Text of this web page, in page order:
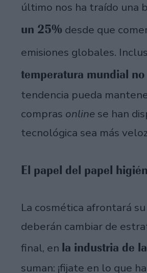
último nos ha traído una
un 25% desde que
emisiones globales.
temperatura mundial
tendencia pueda
compras online se han
tecnológica sea más
El papel del papel
La cosmética afrontará
deberán cambiar de
final, en la industria de
suman: ¡fijate en lo que